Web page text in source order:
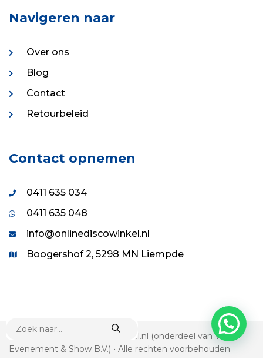
ZOEKEN
Navigeren naar
Over ons
Blog
Contact
Retourbeleid
Contact opnemen
0411 635 034
0411 635 048
info@onlinediscowinkel.nl
Boogershof 2, 5298 MN Liempde
© 1995 - 2026 Onlinediscowinkel.nl (onderdeel van VDS
Evenement & Show B.V.) • Alle rechten voorbehouden